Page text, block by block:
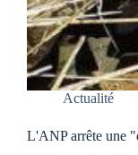
Actualité
L'ANP arrête une